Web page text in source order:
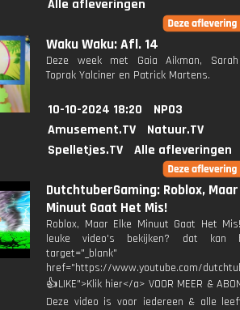
Alle afleveringen
Waku Waku: Afl. 14
Deze week met Gaia Aikman,
Toprak Yalciner en Patrick Martens.
10-10-2024 18:20
NPO3
Amusement.TV
Natuur.TV
Spelletjes.TV
Alle afleveringen
DutchtuberGaming: Roblox,
Minuut Gaat Het Mis!
Roblox, Maar Elke Minuut Gaat Het
leuke video's bekijken? dat kan
target="_blank"
href="https://www.youtube.com/
👍LIKE">Klik hier</a> VOOR MEER &
Deze video is voor iedereen & alle